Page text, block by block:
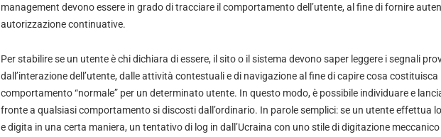
management devono essere in grado di tracciare il comportamento dell’utente, al fine di fornire
autorizzazione continuative.
Per stabilire se un utente è chi dichiara di essere, il sito o il sistema devono saper leggere i segnali
dall’interazione dell’utente, dalle attività contestuali e di navigazione al fine di capire cosa costituisca
comportamento “normale” per un determinato utente. In questo modo, è possibile individuare e
fronte a qualsiasi comportamento si discosti dall’ordinario. In parole semplici: se un utente effettua
e digita in una certa maniera, un tentativo di log in dall’Ucraina con uno stile di digitazione